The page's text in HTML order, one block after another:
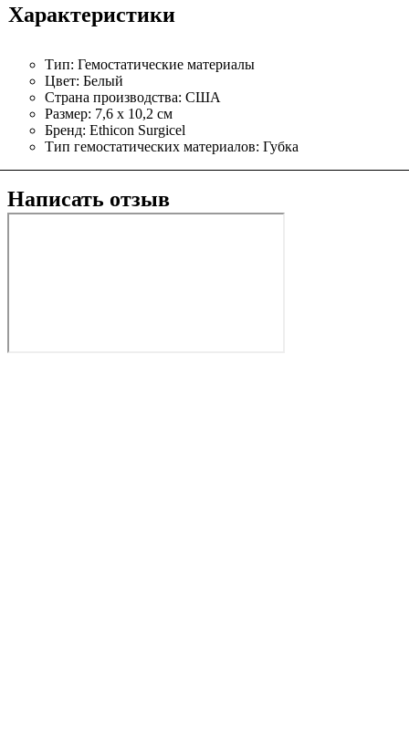
Характеристики
Тип: Гемостатические материалы
Цвет: Белый
Страна производства: США
Размер: 7,6 х 10,2 см
Бренд: Ethicon Surgicel
Тип гемостатических материалов: Губка
Написать отзыв